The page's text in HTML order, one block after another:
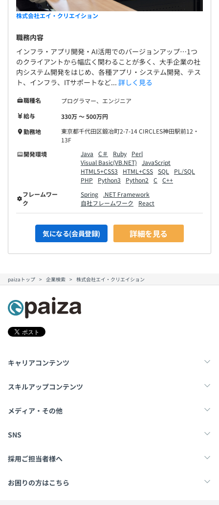
株式会社エイ・クリエイション
職務内容
インフラ・アプリ開発・AI活用でのバージョンアップ…1つ
のクライアントから幅広く関わることが多く、大手企業の社
内システム開発をはじめ、各種アプリ・システム開発、テス
ト、インフラ、ITサポートなど... 詳しく見る
職種名
プログラマー、エンジニア
給与
330万 〜 500万円
勤務地
東京都千代田区鍛冶町2-7-14 CIRCLES神田駅前12・
13F
開発環境
Java C＃ Ruby
Perl
Visual Basic(VB.NET)
JavaScript
HTML5+CSS3
HTML+CSS SQL
PL/SQL
PHP
Python3 Python2 C
C++
フレームワー
ク
Spring
.NET Framework
自社フレームワーク
React
気になる(会員登録) 詳細を見る
paizaトップ 企業検索 株式会社エイ・クリエイション
キャリアコンテンツ
転職・キャリア
スキルアップコンテンツ
学習
メディア・その他
Tech Team Journal
SNS
X
採用ご担当者様へ
採用・教育をお考えの企業様へ
お困りの方はこちら